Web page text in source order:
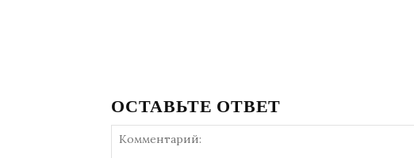
ОСТАВЬТЕ ОТВЕТ